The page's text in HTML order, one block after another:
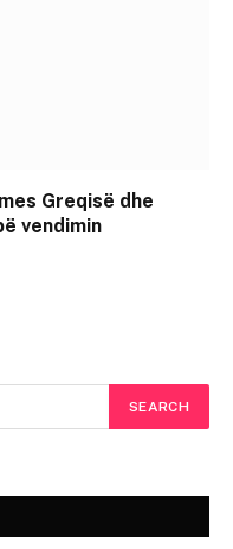
Greqisë dhe
vendimin